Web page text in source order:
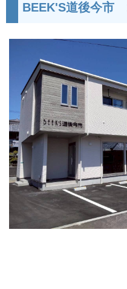
BEEK'S道後今市